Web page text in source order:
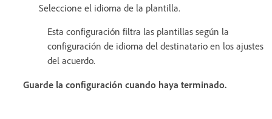
Seleccione el idioma de la plantilla.
Esta configuración filtra las plantillas según la
configuración de idioma del destinatario en los ajustes
del acuerdo.
Guarde la configuración cuando haya terminado.